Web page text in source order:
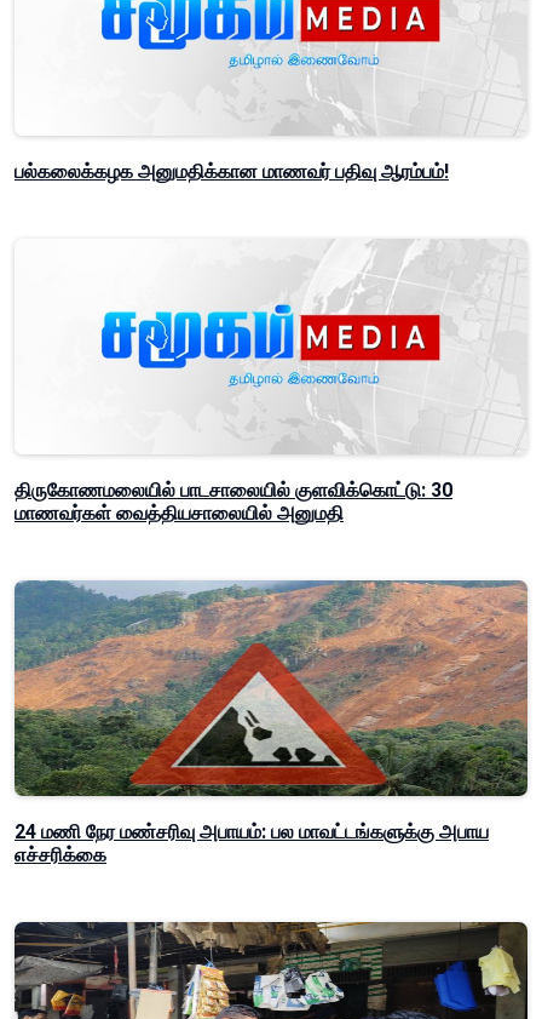
பல்கலைக்கழக அனுமதிக்கான மாணவர் பதிவு ஆரம்பம்!
திருகோணமலையில் பாடசாலையில் குளவிக்கொட்டு: 30
மாணவர்கள் வைத்தியசாலையில் அனுமதி
24 மணி நேர மண்சரிவு அபாயம்: பல மாவட்டங்களுக்கு அபாய
எச்சரிக்கை